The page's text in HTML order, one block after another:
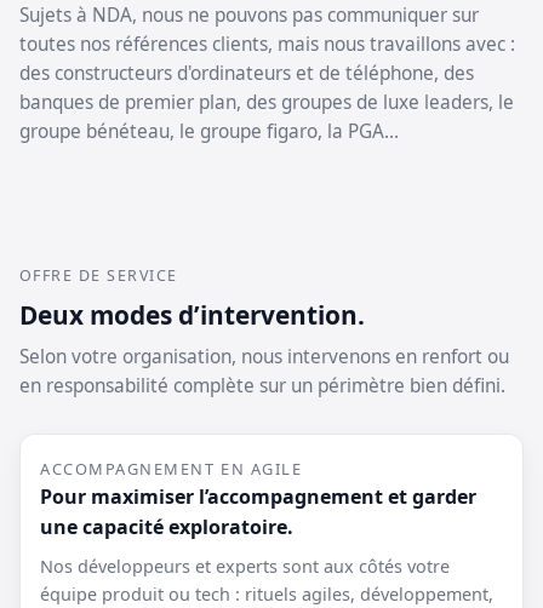
Sujets à NDA, nous ne pouvons pas communiquer sur
toutes nos références clients, mais nous travaillons avec :
des constructeurs d'ordinateurs et de téléphone, des
banques de premier plan, des groupes de luxe leaders, le
groupe bénéteau, le groupe figaro, la PGA…
OFFRE DE SERVICE
Deux modes d’intervention.
Selon votre organisation, nous intervenons en renfort ou
en responsabilité complète sur un périmètre bien défini.
ACCOMPAGNEMENT EN AGILE
Pour maximiser l’accompagnement et garder
une capacité exploratoire.
Nos développeurs et experts sont aux côtés votre
équipe produit ou tech : rituels agiles, développement,